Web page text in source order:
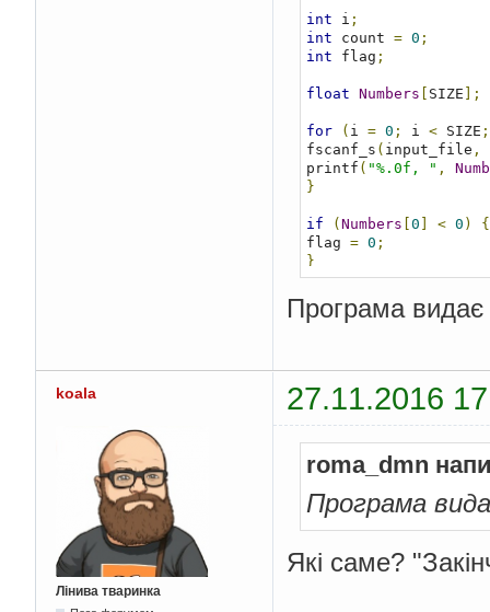
int i ;
int count = 0 ;
int flag ;
float Numbers SIZE ];
for ( i = 0 ; i < SIZE ;
fscanf_s ( input_file ,
printf ( "%.0f, " ,
}
if ( Numbers 0 < 0 )
{
flag = 0 ;
}
else {
}
fscanf_s(input_file,
if
(Numbers[ i] < 0 &&
count ++;
flag = 0;
}
else if (Numbers [i ]
flag = 1;
fprintf ( output_file,
Програма
koala 27.11.2016
Лінива тваринка
roma_dmn
Програма
Які саме?